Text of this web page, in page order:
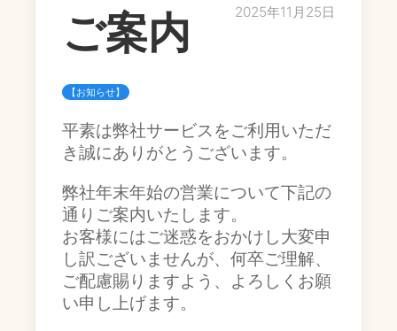
ご案内
2025年11月25日
【お知らせ】
平素は弊社サービスをご利用いただ
き誠にありがとうございます。
弊社年末年始の営業について下記の
通りご案内いたします。
お客様にはご迷惑をおかけし大変申
し訳ございませんが、何卒ご理解、
ご配慮賜りますよう、よろしくお願
い申し上げます。